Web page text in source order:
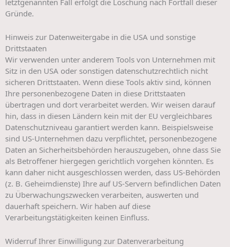
letztgenannten Fall erfolgt die Löschung nach Fortfall dieser
Gründe.
Hinweis zur Datenweitergabe in die USA und sonstige
Drittstaaten
Wir verwenden unter anderem Tools von Unternehmen mit
Sitz in den USA oder sonstigen datenschutzrechtlich nicht
sicheren Drittstaaten. Wenn diese Tools aktiv sind, können
Ihre personenbezogene Daten in diese Drittstaaten
übertragen und dort verarbeitet werden. Wir weisen darauf
hin, dass in diesen Ländern kein mit der EU vergleichbares
Datenschutzniveau garantiert werden kann. Beispielsweise
sind US-Unternehmen dazu verpflichtet, personenbezogene
Daten an Sicherheitsbehörden herauszugeben, ohne dass Sie
als Betroffener hiergegen gerichtlich vorgehen könnten. Es
kann daher nicht ausgeschlossen werden, dass US-Behörden
(z. B. Geheimdienste) Ihre auf US-Servern befindlichen Daten
zu Überwachungszwecken verarbeiten, auswerten und
dauerhaft speichern. Wir haben auf diese
Verarbeitungstätigkeiten keinen Einfluss.
Widerruf Ihrer Einwilligung zur Datenverarbeitung